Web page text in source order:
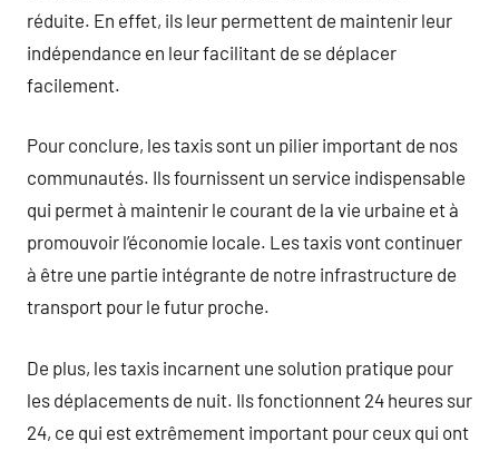
réduite. En effet, ils leur permettent de maintenir leur
indépendance en leur facilitant de se déplacer
facilement.
Pour conclure, les taxis sont un pilier important de nos
communautés. Ils fournissent un service indispensable
qui permet à maintenir le courant de la vie urbaine et à
promouvoir l’économie locale. Les taxis vont continuer
à être une partie intégrante de notre infrastructure de
transport pour le futur proche.
De plus, les taxis incarnent une solution pratique pour
les déplacements de nuit. Ils fonctionnent 24 heures sur
24, ce qui est extrêmement important pour ceux qui ont